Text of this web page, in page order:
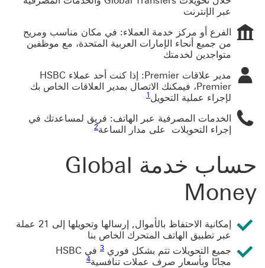
عبر الإنترنت
‏‫الفرع أو مركز خدمة العملاء:‬ في مكان مناسب ومريح
من جميع أنحاء الإمارات العربية المتحدة، مع موظفين
متواجدين لخدمتك
‏‫مدير علاقات Premier:‬ إذا كنت أحد عملاء HSBC
Premier، فيمكنك الاتصال بمدير العلاقات الخاص بك
لإجراء عملية التحويل 1
1 عرض الحاشية السفلية 1
‏‫الخدمات المصرفية عبر الهاتف:‬ فريق لمساعدتك في
إجراء التحويلات على مدار الساعة2
2 عرض الحاشية السفلية 2
حساب خدمة Global
Money
إمكانية الاحتفاظ بالأموال, إرسالها وتحويلها إلى 21 عملة
عبر تطبيق الهاتف المتحرك الخاص بنا
جميع التحويلات تتم بشكل فوري 3
3 عرض الحاشية السفلية 3
في HSBC
مجانًا وبأسعار صرف عملات تنافسية4
4 ‏عرض الحاشية السفلية 4